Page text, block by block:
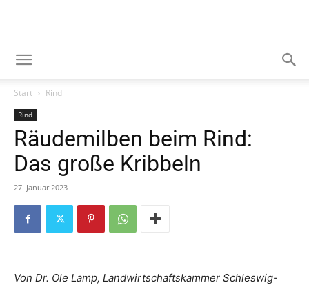
Start Rind
Rind
Räudemilben beim Rind:
Das große Kribbeln
27. Januar 2023
Von Dr. Ole Lamp, Landwirtschaftskammer Schleswig-